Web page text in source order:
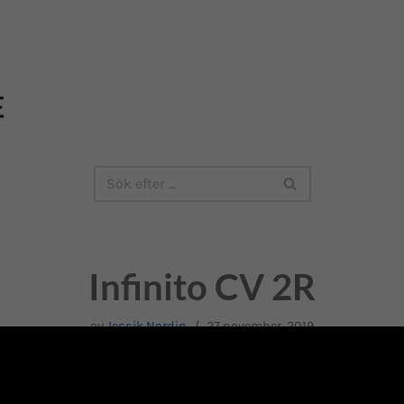
Infinito CV 2R
avJessik Nordin 27 november, 2019